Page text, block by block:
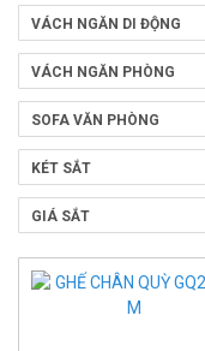
VÁCH NGĂN DI ĐỘNG
VÁCH NGĂN PHÒNG
SOFA VĂN PHÒNG
KÉT SẮT
GIÁ SẮT